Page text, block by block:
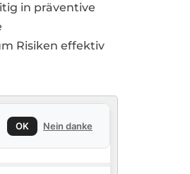
in präventive
Risiken effektiv
OK Nein danke